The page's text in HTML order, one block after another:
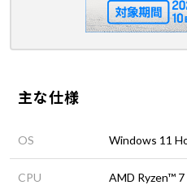
主な仕様
OS Windows 11
CPU AMD Ryzen™